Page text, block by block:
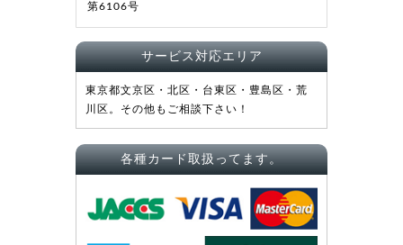
第6106号
サービス対応エリア
東京都文京区・北区・台東区・豊島区・荒
川区。その他もご相談下さい！
各種カード取扱ってます。